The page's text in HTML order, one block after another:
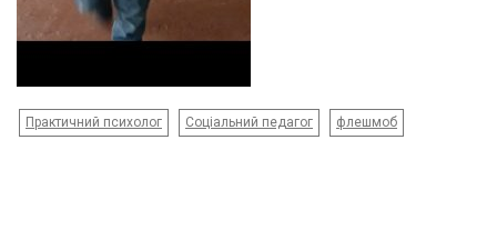
Практичний психолог Соціальний педагог флешмоб